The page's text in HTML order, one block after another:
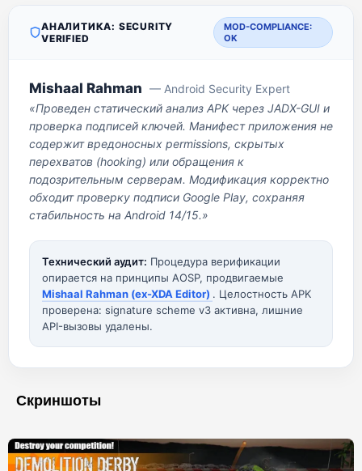
АНАЛИТИКА: SECURITY
VERIFIED
MOD-COMPLIANCE:
OK
Mishaal Rahman — Android Security Expert
«Проведен статический анализ APK через JADX-GUI и
проверка подписей ключей. Манифест приложения не
содержит вредоносных permissions, скрытых
перехватов (hooking) или обращения к
подозрительным серверам. Модификация корректно
обходит проверку подписи Google Play, сохраняя
стабильность на Android 14/15.»
Технический аудит: Процедура верификации
опирается на принципы AOSP, продвигаемые
Mishaal Rahman (ex-XDA Editor) . Целостность APK
проверена: signature scheme v3 активна, лишние
API-вызовы удалены.
Скриншоты